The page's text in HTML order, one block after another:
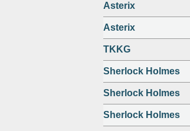
Asterix
Asterix
TKKG
Sherlock Holmes
Sherlock Holmes
Sherlock Holmes